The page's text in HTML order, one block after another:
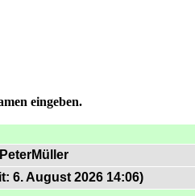
eingeben.
6. August 2026 14:06)